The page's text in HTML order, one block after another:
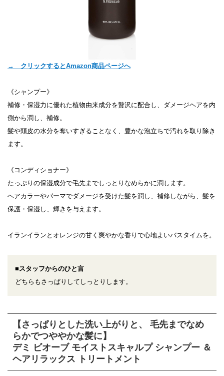
→ クリックするとAmazon商品ページへ
《シャンプー》
補修・保湿力に優れた植物由来成分を贅沢に配合し、ダメージヘアを内
側から潤し、補修。
髪や頭皮の水分を奪いすぎることなく、豊かな泡立ちで汚れを取り除き
ます。
《コンディショナー》
たっぷりの保湿成分で毛先までしっとりなめらかに潤します。
ヘアカラーやパーマでダメージを受けた髪を潤し、補修しながら、髪を
保護・保湿し、輝きを与えます。
イランイランとオレンジの甘く爽やかな香りで心地よいバスタイムを。
■スタッフからのひと言
どちらもさっぱりしてしっとりします。
【さっぱりとした洗い上がりと、 毛先までなめ
らかでつややかな髪に】
デミ ビオーブ モイストスキャルプ シャンプー ＆
ヘアリラックス トリートメント